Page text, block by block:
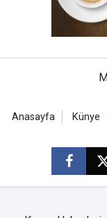
Anasayfa Künye